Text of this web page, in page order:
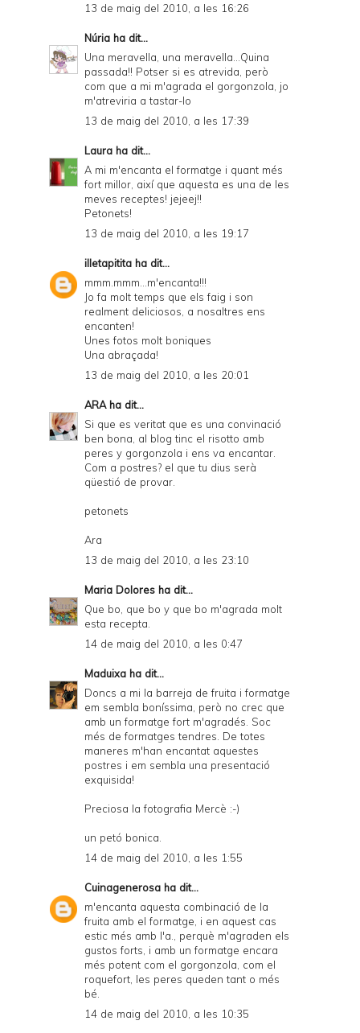
13 de maig del 2010, a les 16:26
Núria ha dit...
Una meravella, una meravella...Quina
passada!! Potser si es atrevida, però
com que a mi m'agrada el gorgonzola, jo
m'atreviria a tastar-lo
13 de maig del 2010, a les 17:39
Laura ha dit...
A mi m'encanta el formatge i quant més
fort millor, així que aquesta es una de les
meves receptes! jejeej!!
Petonets!
13 de maig del 2010, a les 19:17
illetapitita ha dit...
mmm.mmm...m'encanta!!!
Jo fa molt temps que els faig i son
realment deliciosos, a nosaltres ens
encanten!
Unes fotos molt boniques
Una abraçada!
13 de maig del 2010, a les 20:01
ARAha dit...
Si que es veritat que es una convinació
ben bona, al blog tinc el risotto amb
peres y gorgonzola i ens va encantar.
Com a postres? el que tu dius serà
qüestió de provar.
petonets
Ara
13 de maig del 2010, a les 23:10
Maria Dolores ha dit...
Que bo, que bo y que bo m'agrada molt
esta recepta.
14 de maig del 2010, a les 0:47
Maduixa ha dit...
Doncs a mi la barreja de fruita i formatge
em sembla boníssima, però no crec que
amb un formatge fort m'agradés. Soc
més de formatges tendres. De totes
maneres m'han encantat aquestes
postres i em sembla una presentació
exquisida!
Preciosa la fotografia Mercè :-)
un petó bonica.
14 de maig del 2010, a les 1:55
Cuinagenerosa ha dit...
m'encanta aquesta combinació de la
fruita amb el formatge, i en aquest cas
estic més amb l'a., perquè m'agraden els
gustos forts, i amb un formatge encara
més potent com el gorgonzola, com el
roquefort, les peres queden tant o més
bé.
14 de maig del 2010, a les 10:35